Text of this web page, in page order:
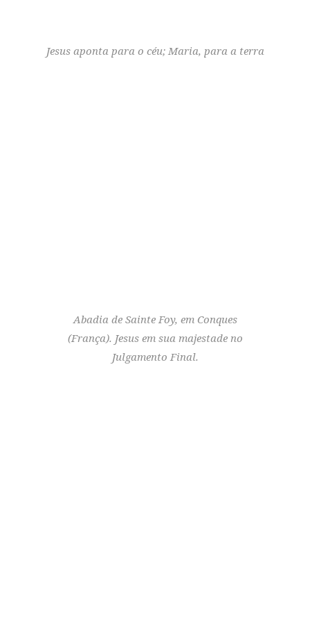
Jesus aponta para o céu; Maria, para a terra
Abadia de Sainte Foy, em Conques
(França). Jesus em sua majestade no
Julgamento Final.